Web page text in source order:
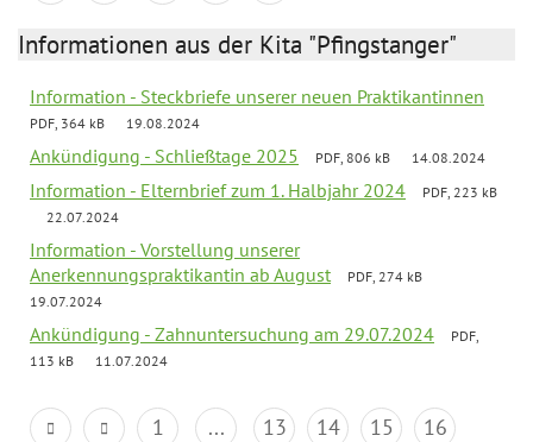
Informationen aus der Kita "Pfingstanger"
Information - Steckbriefe unserer neuen Praktikantinnen
PDF, 364 kB 19.08.2024
Ankündigung - Schließtage 2025 PDF, 806 kB 14.08.2024
Information - Elternbrief zum 1. Halbjahr 2024
PDF, 223 kB
22.07.2024
Information - Vorstellung unserer
Anerkennungspraktikantin ab August
PDF, 274 kB
19.07.2024
Ankündigung - Zahnuntersuchung am 29.07.2024
PDF,
113 kB
11.07.2024
1 ... 13 14 15
16